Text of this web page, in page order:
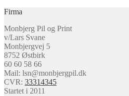
Firma
Monbjerg Pil og Print
v/Lars Svane
Monbjergvej 5
8752 Østbirk
60 60 58 66
Mail: lsn@monbjergpil.dk
CVR: 33314345
Startet i 2011